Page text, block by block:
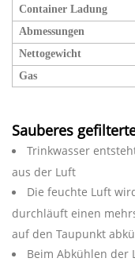
Container Ladung
Abmessungen
Nettogewicht
Gas
Sauberes
Trinkwasser
aus der Luft
Die feuchte Luft
durchläuft einen
auf den Taupunkt
Beim Abkühlen der